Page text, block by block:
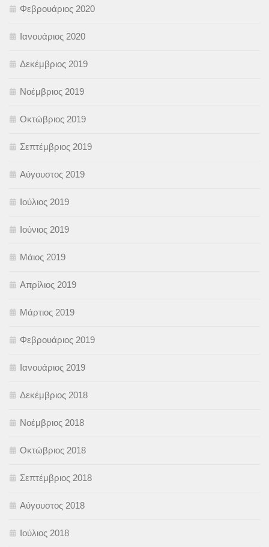
Φεβρουάριος 2020
Ιανουάριος 2020
Δεκέμβριος 2019
Νοέμβριος 2019
Οκτώβριος 2019
Σεπτέμβριος 2019
Αύγουστος 2019
Ιούλιος 2019
Ιούνιος 2019
Μάιος 2019
Απρίλιος 2019
Μάρτιος 2019
Φεβρουάριος 2019
Ιανουάριος 2019
Δεκέμβριος 2018
Νοέμβριος 2018
Οκτώβριος 2018
Σεπτέμβριος 2018
Αύγουστος 2018
Ιούλιος 2018